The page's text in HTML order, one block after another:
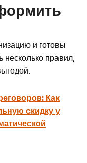
и готовы
правил,
Как
скидку у